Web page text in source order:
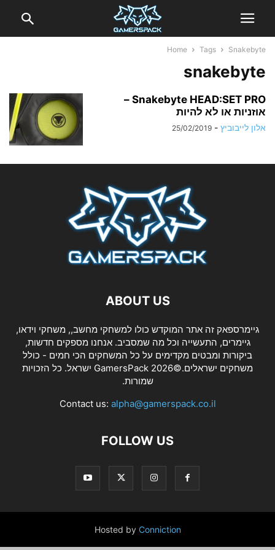
Home Tags Snakebyte
snakebyte
Snakebyte HEAD:SET PRO –
אוזניות או לא להיות
אלון לייבוביץ -
25/02/2019
ABOUT US
גיימרספאק זה אתר המוקדש כולו למשחקי מחשב,, משחקי וידאו,
גיימרים, התעשייה וכל מה שמסביב. אנחנו מספקים חדשות,
ביקורות ומבטים מקדימים על כל המשחקים הכי חמים - כולל
משחקים ישראלים.©2026 GamersPack ישראל. כל הזכויות
שמורות.
Contact us: alpha@gamerspack.co.il
FOLLOW US
Hosted by Conniction